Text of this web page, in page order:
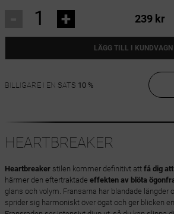
+ 239 kr
LÄGG TILL I KUNDVAGN
BILLIGARE I EN SATS 10 %
HEARTBREAKER
Heartbreakerstilen kommer definitivt att få dig
härmer den eftertraktade effekten av blöta
glans och volym. Fransarna har blandade längder
sprider sig harmoniskt över ögat och ger blicken en